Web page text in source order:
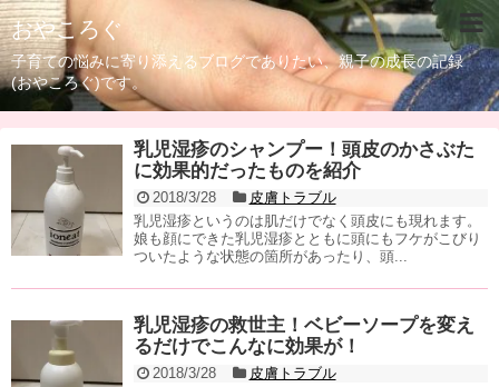
おやころぐ
子育ての悩みに寄り添えるブログでありたい、親子の成長の記録
(おやころぐ)です。
乳児湿疹のシャンプー！頭皮のかさぶた
に効果的だったものを紹介
2018/3/28
皮膚トラブル
乳児湿疹というのは肌だけでなく頭皮にも現れます。
娘も顔にできた乳児湿疹とともに頭にもフケがこびり
ついたような状態の箇所があったり、頭...
乳児湿疹の救世主！ベビーソープを変え
るだけでこんなに効果が！
2018/3/28
皮膚トラブル